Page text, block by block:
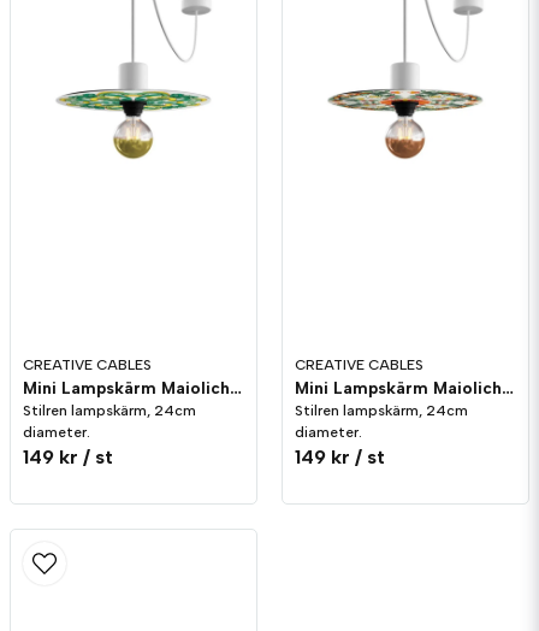
CREATIVE CABLES
Mini Lampskärm Maioliche 24cm Grön Utomhus
Stilren lampskärm, 24cm
diameter.
149 kr / st
CREATIVE CABLES
Mini Lampskärm Maioliche 24cm Röd Utomhus
Stilren lampskärm, 24cm
diameter.
149 kr / st